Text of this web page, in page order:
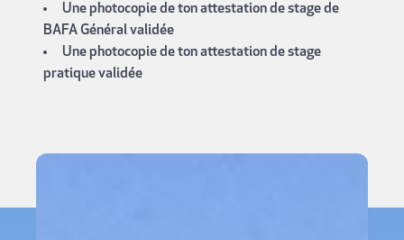
Une photocopie de ton attestation de stage de
BAFA Général validée
Une photocopie de ton attestation de stage
pratique validée